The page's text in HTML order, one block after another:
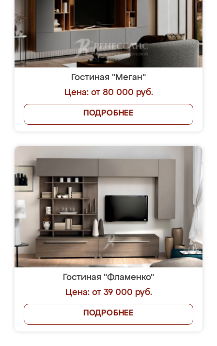
Гостиная "Меган"
Цена: от 80 000 руб.
ПОДРОБНЕЕ
Гостиная "Фламенко"
Цена: от 39 000 руб.
ПОДРОБНЕЕ